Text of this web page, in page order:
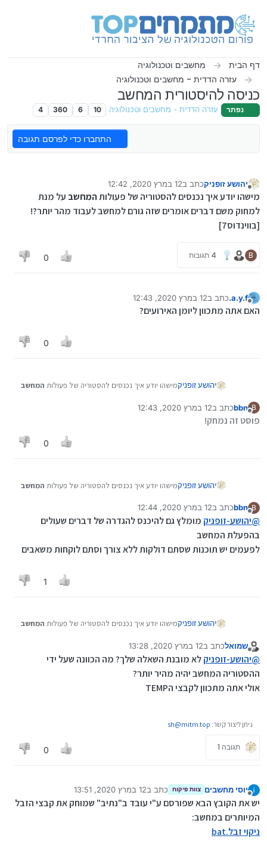
דף הבית
מחשבים וטכנולוגיה
עזרה הדדית - מחשבים וטכנולוגיה
כניסה להיסטורית המחשב
נפתר עזרה הדדית - מחשבים וטכנולוגיה 10
6
360
4
התחברו כדי לפרסם תגובה
מנותק
יהושע זופניקכתב ב12 במרץ 2020, 12:42
נערך לאחרונה על ידי
מישהו יודע איך נכנסים להסטוריה של פעולותהמחשב על מנת
למחוק משם דברים אומרים שזה גורם למחשב לעבוד מהר יותר?!
[בווינדוס7]
B 4 תגובות 0
מנותק
a.y.f. כתב ב12 במרץ 2020, 12:43
נערך לאחרונה על ידי
האם אתה מתכוון ליומן האירועים?
0
יהושע זופניקמישהו יודע איך נכנסים להסטוריה של פעולות המחשב
לעבוד מהר יותר?![בווינדוס7]
B
bbnכתב ב12 במרץ 2020, 12:43
נערך לאחרונה על ידי
פוסט זה נמחק!
0
יהושע זופניקמישהו יודע איך נכנסים להסטוריה של פעולות המחשב
לעבוד מהר יותר?![בווינדוס7]
B
bbnכתב ב12 במרץ 2020, 12:44
נערך לאחרונה על ידי bbn 3 בדצמ׳ 2020, 12:45
@יהושע-זופניק מומלץ גם להיכנס להגדרה של דברים שעולים
בהפעלת המחשב
לפעמים יש תוכנות שסתם דולקות ללא צורך וסתם לוקחות משאבים
1
יהושע זופניקמישהו יודע איך נכנסים להסטוריה של פעולות המחשב
לעבוד מהר יותר?![בווינדוס7]
שמואלכתב ב12 במרץ 2020, 13:28
נערך לאחרונה על ידי
@יהושע-זופניקלא מובנת השאלה שלך? מה הכוונה שעל ידי
ההסטוריה המחשב יהיה מהיר יותר?
אולי אתה מתכוון לקבצי הTEMP
ניתן ליצור קשר: sh@mitm.top
תגובה 1 0
יוסי מחשבים צוות פיקוח כתב ב12 במרץ 2020, 13:51
נערך לאחרונה על ידי
יש את הקובץ הבא שפורסם ע"י עובד ב"נתיב" שמוחק את קבצי הזבל
המיותרים במחשב:
ניקוי זבל.bat